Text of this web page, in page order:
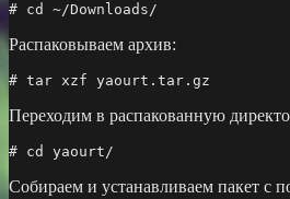
# cd ~/Downloads/
Распаковываем архив:
# tar xzf yaourt.tar.gz
Переходим в распакованную
# cd yaourt/
Собираем и устанавливаем пакет с